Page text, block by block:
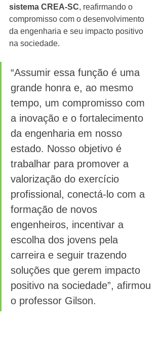
sistema CREA-SC, reafirmando o
compromisso com o desenvolvimento
da engenharia e seu impacto positivo
na sociedade.
“Assumir essa função é uma
grande honra e, ao mesmo
tempo, um compromisso com
a inovação e o fortalecimento
da engenharia em nosso
estado. Nosso objetivo é
trabalhar para promover a
valorização do exercício
profissional, conectá-lo com a
formação de novos
engenheiros, incentivar a
escolha dos jovens pela
carreira e seguir trazendo
soluções que gerem impacto
positivo na sociedade”, afirmou
o professor Gilson.